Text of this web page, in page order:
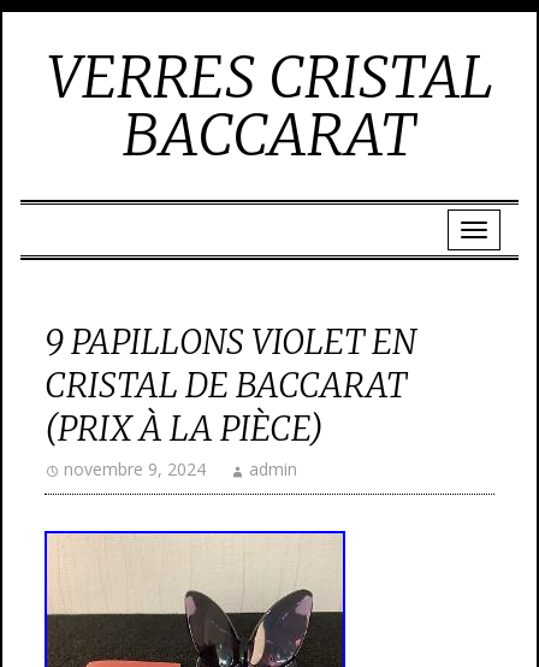
VERRES CRISTAL
BACCARAT
9 PAPILLONS VIOLET EN
CRISTAL DE BACCARAT
(PRIX À LA PIÈCE)
novembre 9, 2024 admin